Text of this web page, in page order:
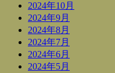
2024年10月
2024年9月
2024年8月
2024年7月
2024年6月
2024年5月